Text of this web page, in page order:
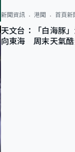
新聞資訊 港聞 首頁新
天文台：「白海豚
向東海 周末天氣